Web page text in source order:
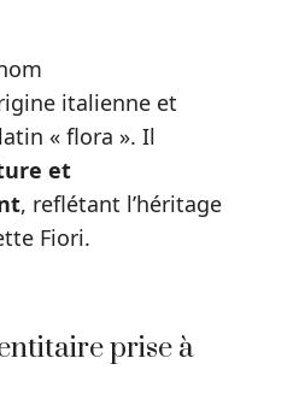
italienne et
« flora ». Il
et
, reflétant l’héritage
Fiori.
prise à